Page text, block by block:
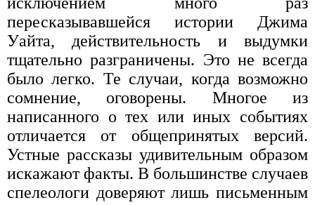
пересказывавшейся истории Джима
Уайта, действительность и выдумки
тщательно разграничены. Это не всегда
было легко. Те случаи, когда возможно
сомнение, оговорены. Многое из
написанного о тех или иных событиях
отличается от общепринятых версий.
Устные рассказы удивительным образом
искажают факты. В большинстве случаев
спелеологи доверяют лишь письменным